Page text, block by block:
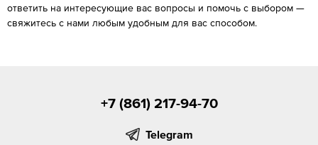
ответить на интересующие вас вопросы и помочь с выбором —
свяжитесь с нами любым удобным для вас способом.
+7 (861) 217-94-70
Telegram